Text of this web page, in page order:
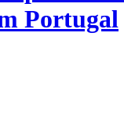
Portugal